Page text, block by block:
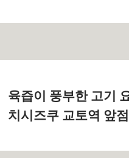
육즙이 풍부한 고기
치시즈쿠 교토역 앞점